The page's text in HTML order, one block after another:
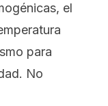
el
para
No